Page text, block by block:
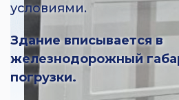
условиями.
Здание вписывается в
железнодорожный
погрузки.